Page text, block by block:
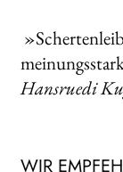
Hansruedi
WIR